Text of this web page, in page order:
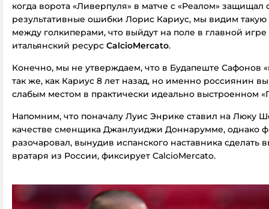
когда ворота «Ливерпуля» в матче с «Реалом»
результативные ошибки Лорис Кариус, мы видим такую
между голкиперами, что выйдут на поле в главной
итальянский ресурс CalcioMercato.
Конечно, мы не утверждаем, что в Будапеште Сафонов
так же, как Кариус 8 лет назад, но именно россиянин
слабым местом в практически идеально выстроенном
Напомним, что поначалу Луис Энрике ставил на Люку
качестве сменщика Джанлуиджи Доннарумме, однако
разочаровал, вынудив испанского наставника сделать
вратаря из России, фиксирует CalcioMercato.